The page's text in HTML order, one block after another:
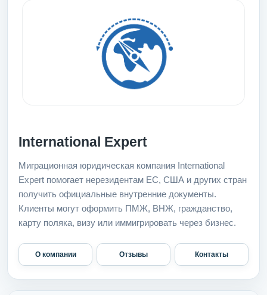
International Expert
Миграционная юридическая компания International
Expert помогает нерезидентам ЕС, США и других стран
получить официальные внутренние документы.
Клиенты могут оформить ПМЖ, ВНЖ, гражданство,
карту поляка, визу или иммигрировать через бизнес.
О компании Отзывы Контакты